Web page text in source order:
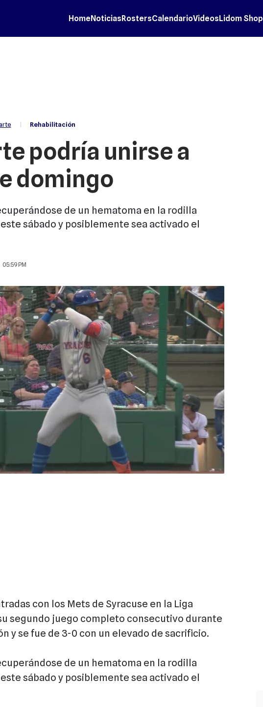
HomeNoticiasRostersCalendarioVideosLidom Shop
| Rehabilitación
podría unirse a
domingo
de un hematoma en la rodilla
sábado y posiblemente sea activado el
PM
con los Mets de Syracuse en la Liga
segundo juego completo consecutivo durante
y se fue de 3-0 con un elevado de sacrificio.
de un hematoma en la rodilla
sábado y posiblemente sea activado el